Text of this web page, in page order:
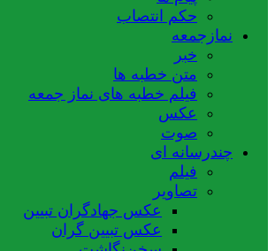
حکم انتصاب
نمازجمعه
خبر
متن خطبه ها
فیلم خطبه های نماز جمعه
عکس
صوت
چندرسانه ای
فیلم
تصاویر
عکس جهادگران تبیین
عکس تبیین گران